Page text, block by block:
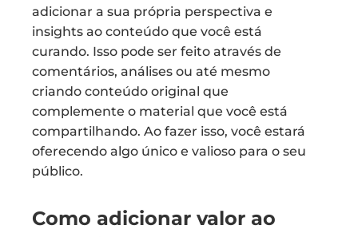
adicionar a sua própria perspectiva e
insights ao conteúdo que você está
curando. Isso pode ser feito através de
comentários, análises ou até mesmo
criando conteúdo original que
complemente o material que você está
compartilhando. Ao fazer isso, você estará
oferecendo algo único e valioso para o seu
público.
Como adicionar valor ao